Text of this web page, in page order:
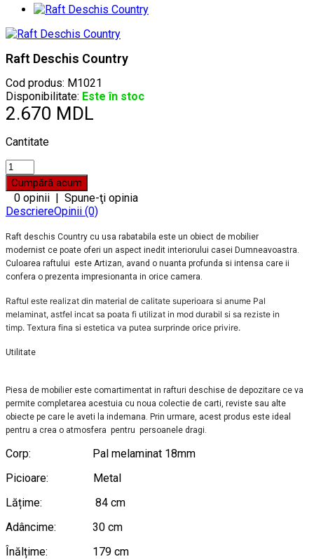
Raft Deschis Country
Cod produs: M1021
Disponibilitate: Este în stoc
2.670 MDL
Cantitate
0 opinii | Spune-ţi opinia
DescriereOpinii (0)
Raft deschis Country cu usa rabatabila este un obiect de mobilier
modernist ce poate oferi un aspect inedit interiorului casei Dumneavoastra.
Culoarea raftului este Artizan, avand o nuanta profunda si intensa care ii
confera o prezenta impresionanta in orice camera.
Raftul este realizat din material de calitate superioara si anume Pal
melaminat, astfel incat sa poata fi utilizat in mod durabil si sa reziste in
timp. Textura fina si estetica va putea surprinde orice privire.
Utilitate
Piesa de mobilier este comartimentat in rafturi deschise de depozitare ce va
permite completarea acestuia cu noua colectie de carti, reviste sau alte
obiecte pe care le aveti la indemana. Prin urmare, acest produs este ideal
pentru a crea o atmosfera pentru persoanele dragi.
Corp: Pal melaminat 18mm
Picioare: Metal
Lățime: 84 cm
Adâncime: 30 cm
Înălțime: 179 cm